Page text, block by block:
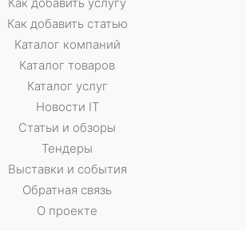
Как добавить статью
Каталог компаний
Каталог товаров
Каталог услуг
Новости IT
Статьи и обзоры
Тендеры
Выставки и события
Обратная связь
О проекте